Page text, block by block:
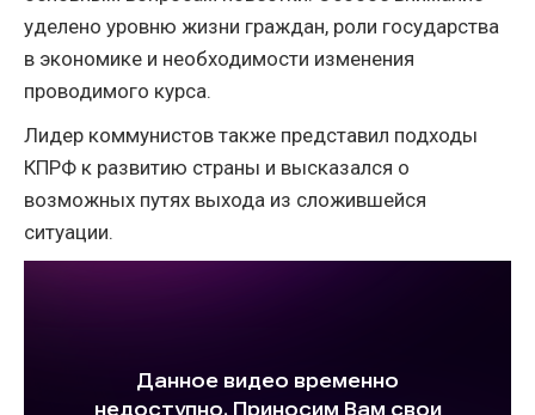
уделено уровню жизни граждан, роли государства
в экономике и необходимости изменения
проводимого курса.
Лидер коммунистов также представил подходы
КПРФ к развитию страны и высказался о
возможных путях выхода из сложившейся
ситуации.